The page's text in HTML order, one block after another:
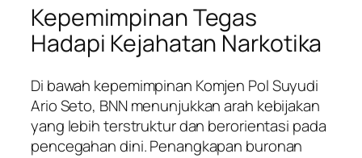
Kepemimpinan Tegas
Hadapi Kejahatan Narkotika
Di bawah kepemimpinan Komjen Pol Suyudi
Ario Seto, BNN menunjukkan arah kebijakan
yang lebih terstruktur dan berorientasi pada
pencegahan dini. Penangkapan buronan